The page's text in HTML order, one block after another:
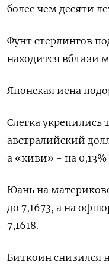
более чем десяти
Фунт стерлингов
находится вблизи
Японская иена
Слегка
австралийский
а «киви» - на 0,13%
Юань на
до 7,1673​, а на
7,1618.
Биткоин снизился